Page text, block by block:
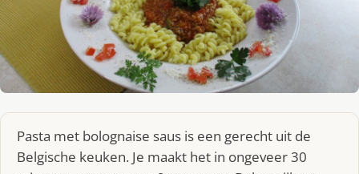
Pasta met bolognaise saus is een gerecht uit de
Belgische keuken. Je maakt het in ongeveer 30